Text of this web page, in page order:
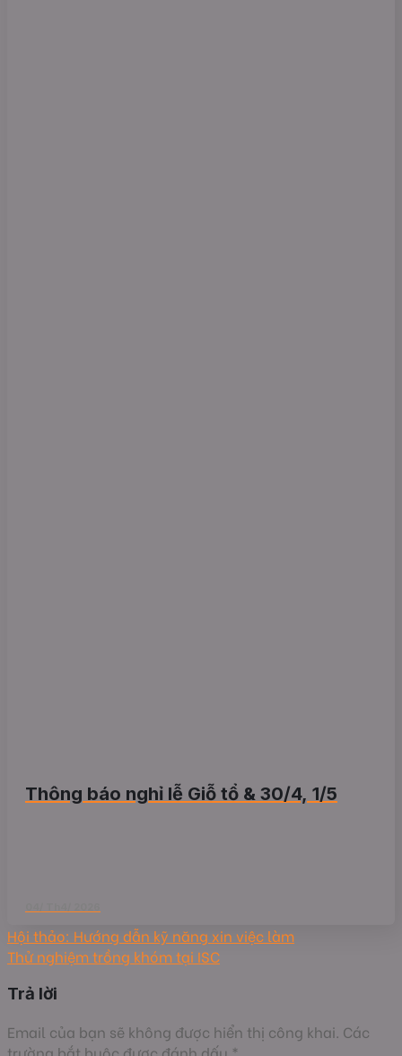
Thông báo nghỉ lễ Giỗ tổ & 30/4, 1/5
Hội thảo: Hướng dẫn kỹ năng xin việc làm
Thử nghiệm trồng khóm tại ISC
Trả lời
Email của bạn sẽ không được hiển thị công khai. Các
trường bắt buộc được đánh dấu *